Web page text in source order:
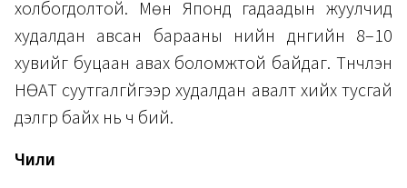
холбогдолтой. Мөн Японд гадаадын жуулчид
худалдан авсан барааны үнийн дүнгийн 8–10
хувийг буцаан авах боломжтой байдаг. Түүнчлэн
НӨАТ суутгалгүйгээр худалдан авалт хийх тусгай
дэлгүүр байх нь ч бий.
Чили